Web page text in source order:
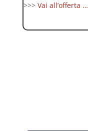
>>> Vai all’offerta …